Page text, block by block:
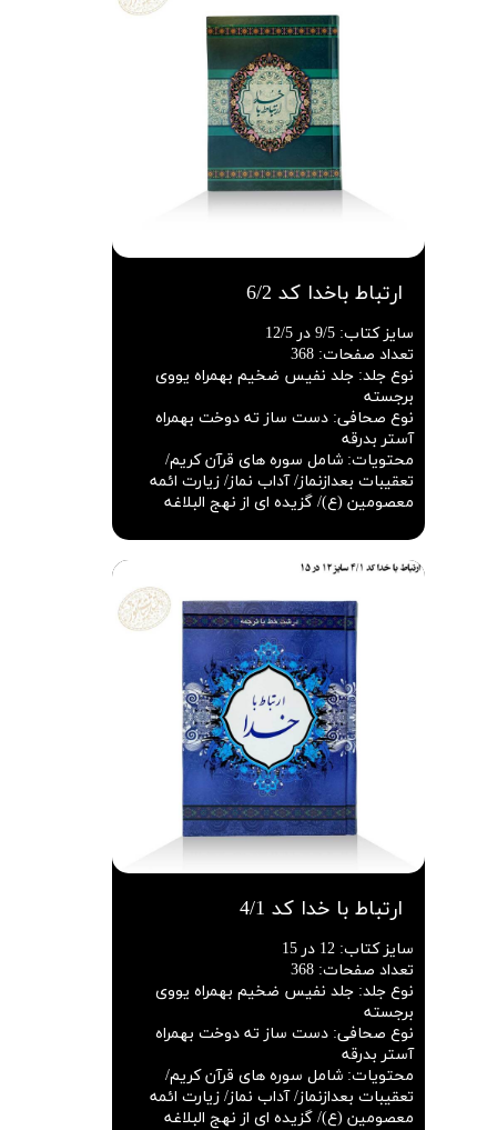
ارتباط باخدا کد 6/2
سایز کتاب:9/5 در 12/5
تعداد صفحات:
368
نوع جلد:جلد نفیس ضخیم بهمراه یووی
برجسته
نوع صحافی:دست ساز ته دوخت بهمراه
آستر بدرقه
محتویات:شامل سوره های قرآن کریم/
تعقیبات بعدازنماز/ آداب نماز/ زیارت ائمه
معصومین (ع)/ گزیده ای از نهج البلاغه
ارتباط با خدا کد 4/1
سایز کتاب:12 در 15
تعداد صفحات:
368
نوع جلد:جلد نفیس ضخیم بهمراه یووی
برجسته
نوع صحافی:دست ساز ته دوخت بهمراه
آستر بدرقه
محتویات:شامل سوره های قرآن کریم/
تعقیبات بعدازنماز/ آداب نماز/ زیارت ائمه
معصومین (ع)/ گزیده ای از نهج البلاغه